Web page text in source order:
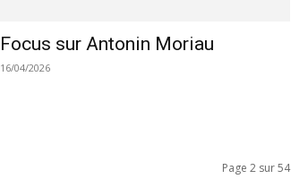
Focus sur Antonin Moriau
16/04/2026
Page 2 sur 54